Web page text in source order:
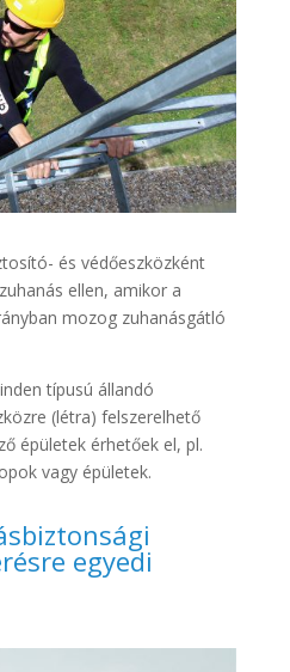
és védőeszközként
ellen, amikor a
mozog zuhanásgátló
típusú állandó
(létra) felszerelhető
épületek érhetőek el, pl.
vagy épületek.
egyedi